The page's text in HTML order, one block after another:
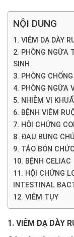
NỘI DUNG
1. VIÊM DẠ DÀY
2. PHÒNG NGỪA
SINH
3. PHÒNG
4. PHÒNG NGỪA
5. NHIỄM VI
6. BỆNH VIÊM
7. HỘI CHỨNG
8. ĐAU BỤNG
9. TÁO BÓN
10. BỆNH CELIAC
11. HỘI CHỨNG
INTESTINAL
12. VIÊM TỤY
1. VIÊM DẠ DÀY